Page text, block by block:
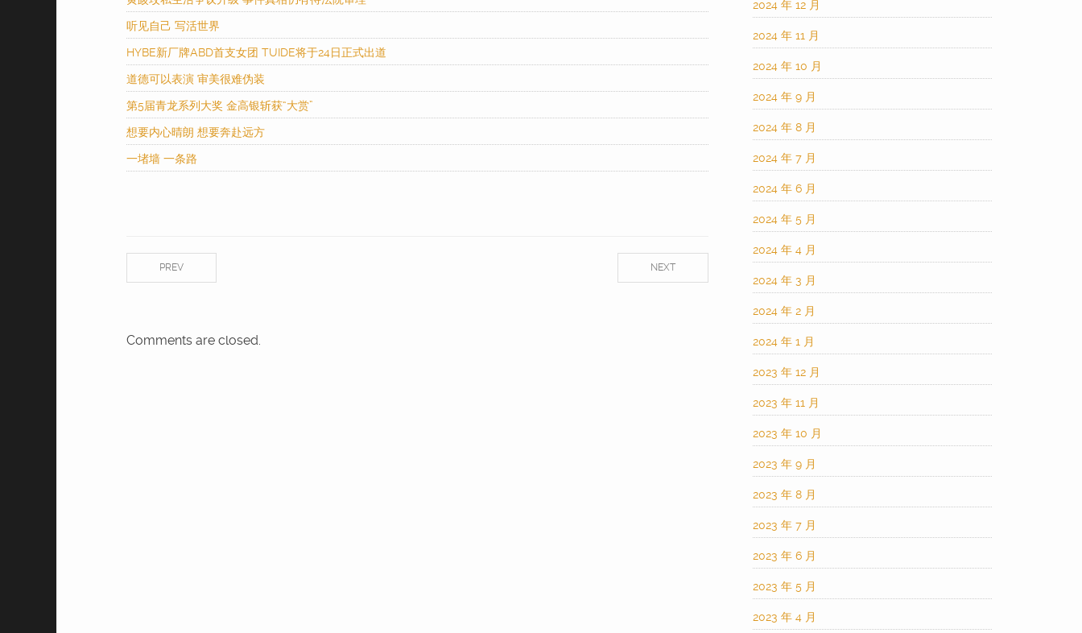
听见自己 写活世界
HYBE新厂牌ABD首支女团 TUIDE将于24日正式出道
道德可以表演 审美很难伪装
第5届青龙系列大奖 金高银斩获“大赏”
想要内心晴朗 想要奔赴远方
一堵墙 一条路
NEXT
PREV
Comments are closed.
2024 年 12 月
2024 年 11 月
2024 年 10 月
2024 年 9 月
2024 年 8 月
2024 年 7 月
2024 年 6 月
2024 年 5 月
2024 年 4 月
2024 年 3 月
2024 年 2 月
2024 年 1 月
2023 年 12 月
2023 年 11 月
2023 年 10 月
2023 年 9 月
2023 年 8 月
2023 年 7 月
2023 年 6 月
2023 年 5 月
2023 年 4 月